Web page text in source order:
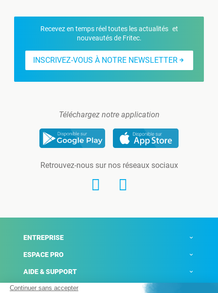
Recevez en temps réel toutes les actualités et
nouveautés de Fritec.
INSCRIVEZ-VOUS À NOTRE NEWSLETTER
Téléchargez notre application
Retrouvez-nous sur nos réseaux sociaux
ENTREPRISE
ESPACE PRO
AIDE & SUPPORT
ACTUALITÉS